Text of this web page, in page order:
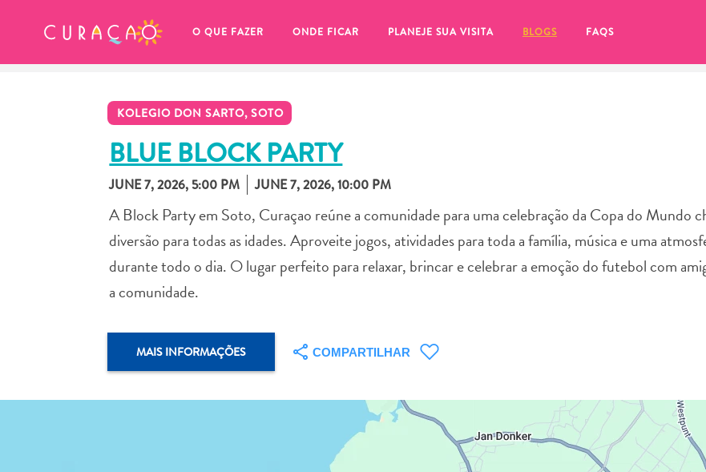
O QUE FAZER ONDE FICAR PLANEJE SUA VISITA BLOGS FAQS
KOLEGIO DON SARTO, SOTO
BLUE BLOCK PARTY
JUNE 7, 2026, 5:00 PM JUNE 7, 2026, 10:00 PM
A Block Party em Soto, Curaçao reúne a comunidade para uma celebração da Copa do Mundo
diversão para todas as idades. Aproveite jogos, atividades para toda a família, música e uma
durante todo o dia. O lugar perfeito para relaxar, brincar e celebrar a emoção do futebol com
a comunidade.
MAIS INFORMAÇÕES COMPARTILHAR
MEUS FAVORITOS
local favorito.